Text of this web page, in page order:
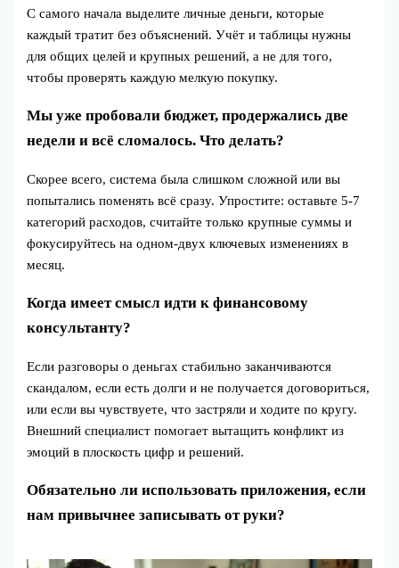
С самого начала выделите личные деньги, которые
каждый тратит без объяснений. Учёт и таблицы нужны
для общих целей и крупных решений, а не для того,
чтобы проверять каждую мелкую покупку.
Мы уже пробовали бюджет, продержались две
недели и всё сломалось. Что делать?
Скорее всего, система была слишком сложной или вы
попытались поменять всё сразу. Упростите: оставьте 5-7
категорий расходов, считайте только крупные суммы и
фокусируйтесь на одном-двух ключевых изменениях в
месяц.
Когда имеет смысл идти к финансовому
консультанту?
Если разговоры о деньгах стабильно заканчиваются
скандалом, если есть долги и не получается договориться,
или если вы чувствуете, что застряли и ходите по кругу.
Внешний специалист помогает вытащить конфликт из
эмоций в плоскость цифр и решений.
Обязательно ли использовать приложения, если
нам привычнее записывать от руки?